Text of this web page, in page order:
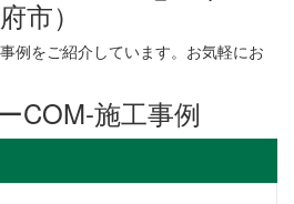
例をご紹介しています。お気軽にお